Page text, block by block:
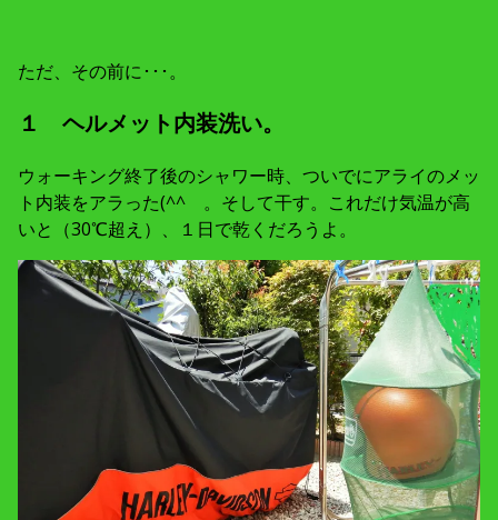
ただ、その前に･･･。
１ ヘルメット内装洗い。
ウォーキング終了後のシャワー時、ついでにアライのメッ
ト内装をアラった(^^ゞ。そして干す。これだけ気温が高
いと（30℃超え）、１日で乾くだろうよ。